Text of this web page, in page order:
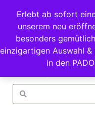
Erlebt ab sofort
unserem neu
besonders
einzigartigen Auswahl
in den